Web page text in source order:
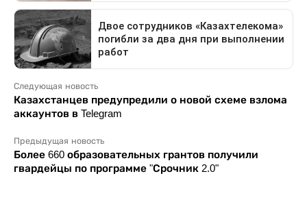
Следующая новость
Казахстанцев предупредили о новой схеме взлома
аккаунтов в Telegram
Предыдущая новость
Более 660 образовательных грантов получили
гвардейцы по программе "Срочник 2.0"